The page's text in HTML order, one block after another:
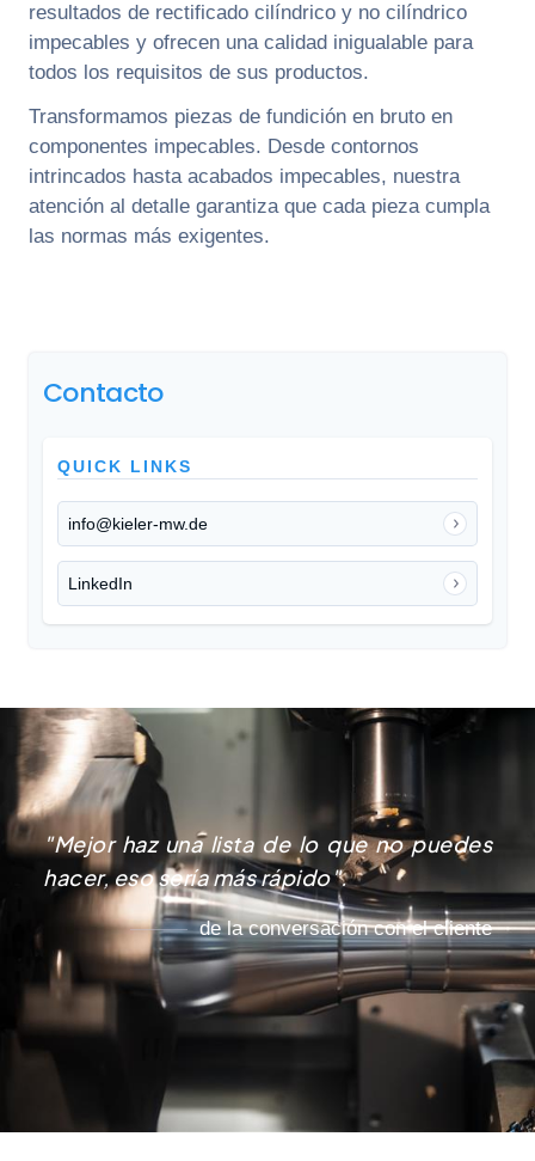
resultados de rectificado cilíndrico y no cilíndrico
impecables y ofrecen una calidad inigualable para
todos los requisitos de sus productos.
Transformamos piezas de fundición en bruto en
componentes impecables. Desde contornos
intrincados hasta acabados impecables, nuestra
atención al detalle garantiza que cada pieza cumpla
las normas más exigentes.
Contacto
QUICK LINKS
info@kieler-mw.de
LinkedIn
"Mejor haz una lista de lo que no puedes
hacer, eso sería más rápido".
de la conversación con el cliente